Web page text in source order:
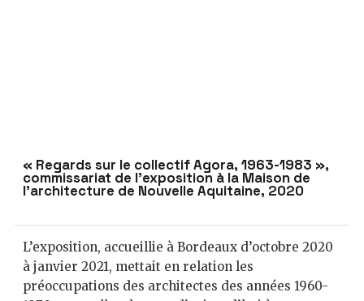
« Regards sur le collectif Agora, 1963-1983 »,
commissariat de l’exposition à la Maison de
l’architecture de Nouvelle Aquitaine, 2020
L’exposition, accueillie à Bordeaux d’octobre 2020
à janvier 2021, mettait en relation les
préoccupations des architectes des années 1960-